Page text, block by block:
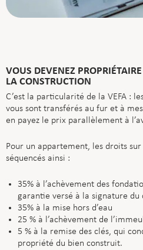
VOUS DEVENEZ
LA CONSTRUCTION
C’est la particularité de la VEFA :
vous sont transférés au fur et à
en payez le prix parallèlement à
Pour un appartement, les droits
séquencés ainsi :
35% à l’achèvement des
garantie versé à la signature
35% à la mise hors d’eau
25 % à l’achèvement de
5 % à la remise des clés, qui
propriété du bien construit.